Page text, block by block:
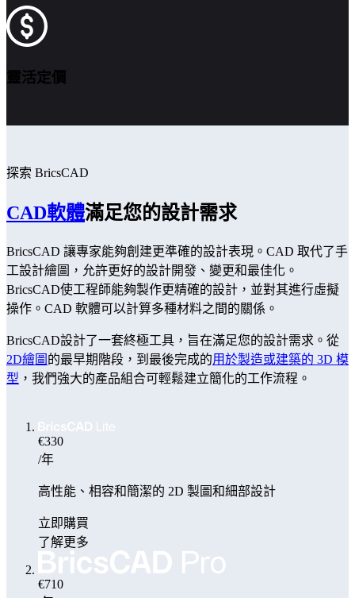
靈活定價
探索 BricsCAD
CAD軟體滿足您的設計需求
BricsCAD 讓專家能夠創建更準確的設計表現。CAD 取代了手
工設計繪圖，允許更好的設計開發、變更和最佳化。
BricsCAD使工程師能夠製作更精確的設計，並對其進行虛擬
操作。CAD 軟體可以計算多種材料之間的關係。
BricsCAD設計了一套終極工具，旨在滿足您的設計需求。從
2D繪圖 的最早期階段，到最後完成的用於製造或建築的 3D 模
型 ，我們強大的產品組合可輕鬆建立簡化的工作流程。
€330
/年
高性能、相容和簡潔的 2D 製圖和細部設計
立即購買
了解更多
€710